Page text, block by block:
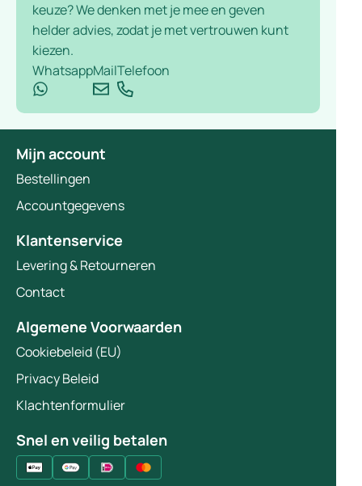
keuze? We denken met je mee en geven
helder advies, zodat je met vertrouwen kunt
kiezen.
WhatsappMailTelefoon
Mijn account
Bestellingen
Accountgegevens
Klantenservice
Levering & Retourneren
Contact
Algemene Voorwaarden
Cookiebeleid (EU)
Privacy Beleid
Klachtenformulier
Snel en veilig betalen